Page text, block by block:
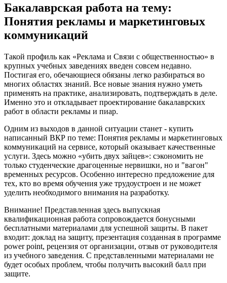
Бакалаврская работа на тему:
Понятия рекламы и маркетинговых
коммуникаций
Такой профиль как «Реклама и Связи с общественностью» в
крупных учебных заведениях введен совсем недавно.
Постигая его, обечающиеся обязаны легко разбираться во
многих областях знаний. Все новые знания нужно уметь
применять на практике, анализировать, подтверждать в деле.
Именно это и откладывает проектирование бакалаврских
работ в области рекламы и пиар.
Одним из выходов в данной ситуации станет - купить
написанный ВКР по теме: Понятия рекламы и маркетинговых
коммуникаций на сервисе, который оказывает качественные
услуги. Здесь можно «убить двух зайцев»: сэкономить не
только студенческие драгоценные нервишки, но и "вагон"
временных ресурсов. Особенно интересно предложение для
тех, кто во время обучения уже трудоустроен и не может
уделить необходимого внимания на разработку.
Внимание! Представленная здесь выпускная
квалификационная работа сопровождается бонусными
бесплатными материалами для успешной защиты. В пакет
входит: доклад на защиту, презентация созданная в программе
power point, рецензия от организации, отзыв от руководителя
из учебного заведения. С представленными материалами не
будет особых проблем, чтобы получить высокий балл при
защите.